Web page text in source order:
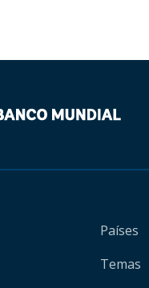
Países
Temas